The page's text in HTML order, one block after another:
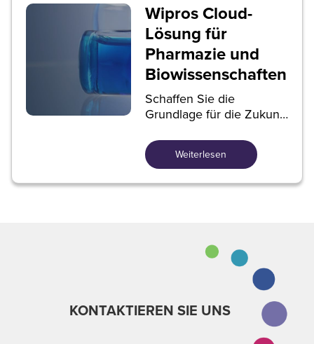
Wipros Cloud-
Lösung für
Pharmazie und
Biowissenschaften
Schaffen Sie die
Grundlage für die Zukunft
verantwortungsvolle,
erschwingliche und
Gesundheitsversorgung
Weiterlesen
KONTAKTIEREN SIE UNS